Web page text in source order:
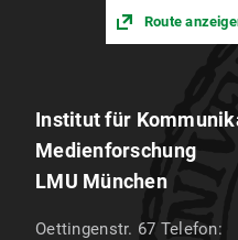
Route
Institut für
Medien­forschung
LMU München
Oettingenstr. 67 Telefon: